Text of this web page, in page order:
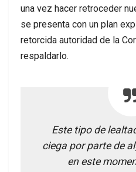
una vez hacer retroceder
se presenta con un plan
retorcida autoridad de la
respaldarlo.
Este tipo de
ciega por parte de
en este